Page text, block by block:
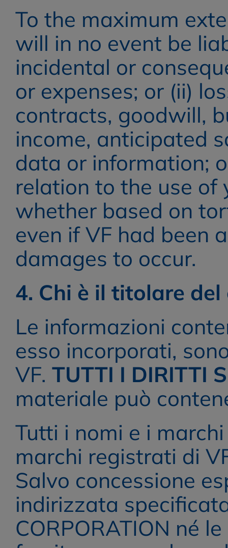
To the maximum
will in no event be
incidental or
or expenses; or (ii)
contracts, goodwill,
income, anticipated
data or information;
relation to the use of
whether based on
even if VF had been
damages to occur.
4. Chi è il titolare
Le informazioni
esso incorporati,
VF. TUTTI I DIRITTI
materiale può
Tutti i nomi e i
marchi registrati di
Salvo concessione
indirizzata
CORPORATION né